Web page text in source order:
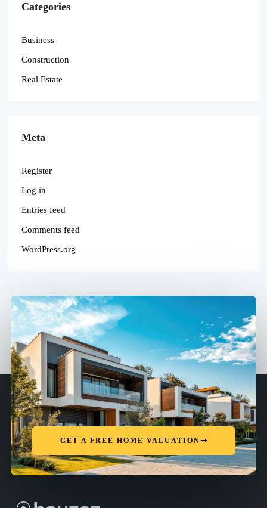
Categories
Business
Construction
Real Estate
Meta
Register
Log in
Entries feed
Comments feed
WordPress.org
GET A FREE HOME VALUATION